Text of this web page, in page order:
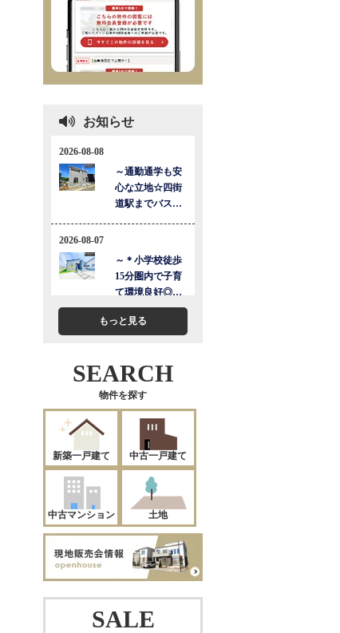
お知らせ
もっと見る
SEARCH
物件を探す
新築一戸建て 中古一戸建て
中古マンション 土地
SALE